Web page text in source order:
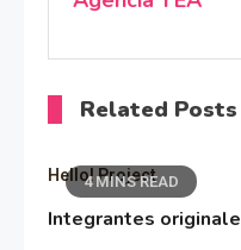
Related Posts
4 MINS READ
Hello! Project
Integrantes